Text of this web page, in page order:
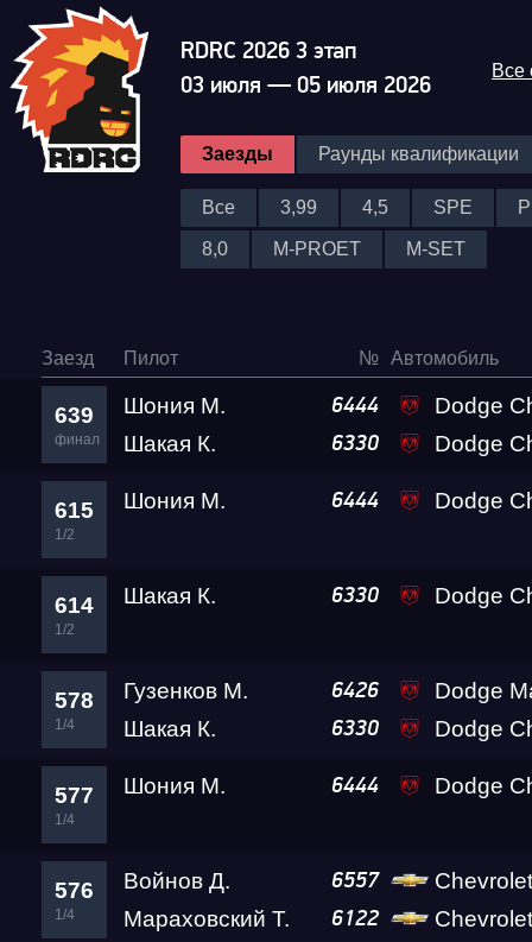
RDRC 2026 3 этап
03 июля — 05 июля 2026
Все
Заезды Раунды квалификации
Все 3,99 4,5 SPE
8,0 M-PROET M-SET
Заезд Пилот № Автомобиль
639
финал
Шония М. 6444
Dodge Challenger SRT
Шакая К.
6330 Dodge
615
1/2
Шония М. 6444 Dodge Challenger SRT
614
1/2
Шакая К. 6330 Dodge
578
1/4
Гузенков М. 6426
Dodge
Шакая К.
6330 Dodge
577
1/4
Шония М. 6444 Dodge Challenger SRT
576
1/4
Войнов Д. 6557
Мараховский Т.
6122